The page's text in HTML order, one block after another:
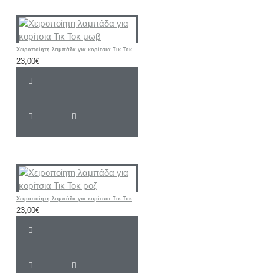
Χειροποίητη λαμπάδα για κορίτσια Τικ Τοκ μωβ
23,00€
Χειροποίητη λαμπάδα για κορίτσια Τικ Τοκ ροζ
23,00€